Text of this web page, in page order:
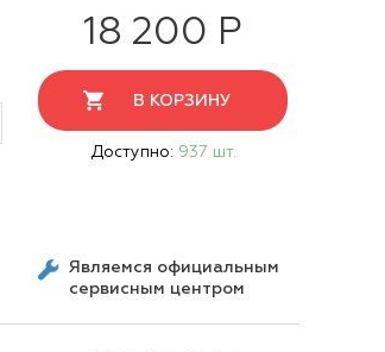
18 200 Р
В КОРЗИНУ
Доступно: 937 шт.
Являемся официальным
сервисным центром